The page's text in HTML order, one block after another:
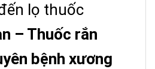
lọ thuốc
– Thuốc rắn
bệnh xương